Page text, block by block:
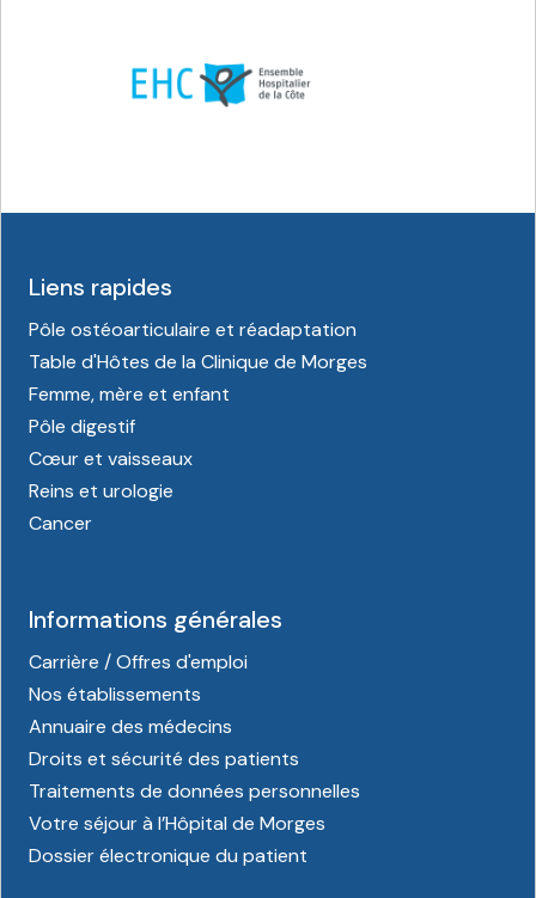
Liens rapides
Pôle ostéoarticulaire et réadaptation
Table d'Hôtes de la Clinique de Morges
Femme, mère et enfant
Pôle digestif
Cœur et vaisseaux
Reins et urologie
Cancer
Informations générales
Carrière / Offres d'emploi
Nos établissements
Annuaire des médecins
Droits et sécurité des patients
Traitements de données personnelles
Votre séjour à l’Hôpital de Morges
Dossier électronique du patient